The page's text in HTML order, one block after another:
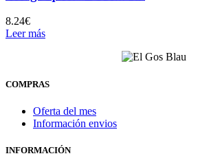
pueden
página
8.24€
Leer más
COMPRAS
Oferta del mes
Información envios
INFORMACIÓN